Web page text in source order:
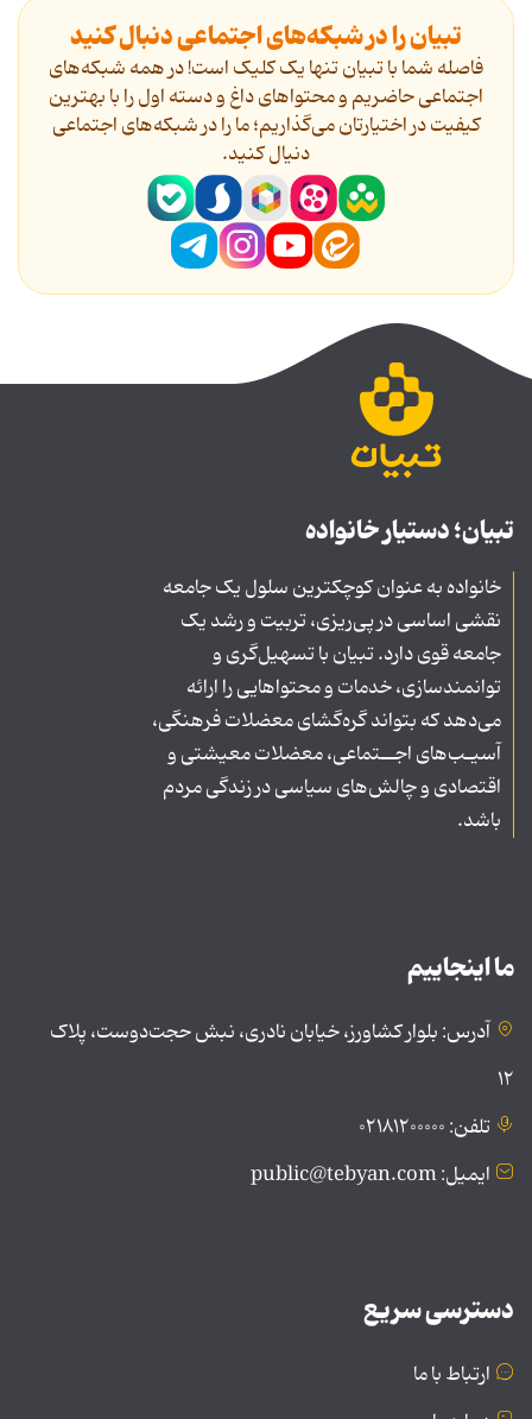
تبیان را در شبکه‌های اجتماعی دنبال کنید
فاصله شما با تبیان تنها یک کلیک است! در همه شبکه‌های
اجتماعی حاضریم و محتواهای داغ و دسته اول را با بهترین
کیفیت در اختیارتان می‌گذاریم؛ ما را در شبکه‌های اجتماعی
دنیال کنید.
تبیان؛ دستیار خانواده
خانواده به عنوان کوچکترین سلول یک جامعه
نقشی اساسی در پی‌ریزی، تربیت و رشد یک
جامعه قوی دارد. تبیان با تسهیل‌گری و
توانمندسازی، خدمات و محتواهایی را ارائه
می‌دهد که بتواند گره‌گشای معضلات فرهنگی،
آسیـب‌های اجــتماعی، معضلات معیشتی و
اقتصادی و چالش‌های سیاسی در زندگی مردم
باشد.
ما اینجاییم
آدرس: بلوار کشاورز، خیابان نادری، نبش حجت‌دوست، پلاک
۱۲
تلفن: ۰۲۱۸۱۲۰۰۰۰۰
ایمیل: public@tebyan.com
دسترسی سریع
ارتباط با ما